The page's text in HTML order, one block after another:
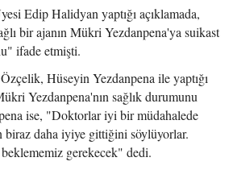
Edip Halidyan yaptığı açıklamada,
bir ajanın Mükri Yezdanpena'ya suikast
ifade etmişti.
Hüseyin Yezdanpena ile yaptığı
Yezdanpena'nın sağlık durumunu
ise, "Doktorlar iyi bir müdahalede
daha iyiye gittiğini söylüyorlar.
gerekecek" dedi.